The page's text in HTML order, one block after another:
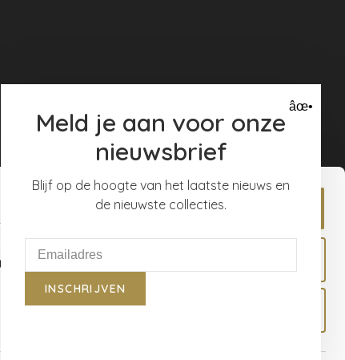
our
Allow all
âœ•
Meld je aan voor onze
nieuwsbrief
Blijf op de hoogte van het laatste nieuws en
de nieuwste collecties.
INSCHRIJVEN